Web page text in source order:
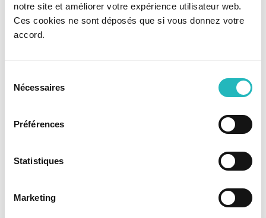
notre site et améliorer votre expérience utilisateur web.
Ces cookies ne sont déposés que si vous donnez votre
accord.
Nécessaires
Préférences
Statistiques
Marketing